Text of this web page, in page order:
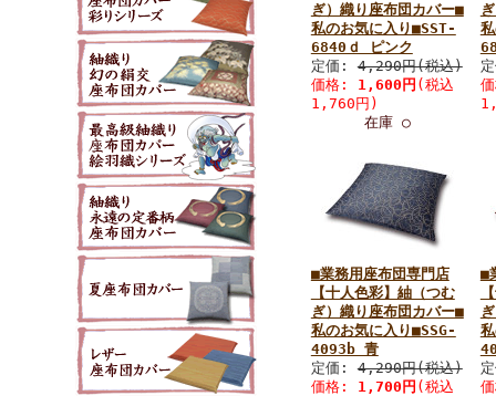
ぎ）織り座布団カバー■
私のお気に入り■SST-
6840ｄ ピンク
定価:4,290円(税込)
価格: 1,600円 (税込
1,760円)
在庫 ○
■業務用座布団専門店
【十人色彩】紬（つむ
ぎ）織り座布団カバー■
私のお気に入り■SSG-
4093b 青
定価:4,290円(税込)
価格: 1,700円 (税込
■